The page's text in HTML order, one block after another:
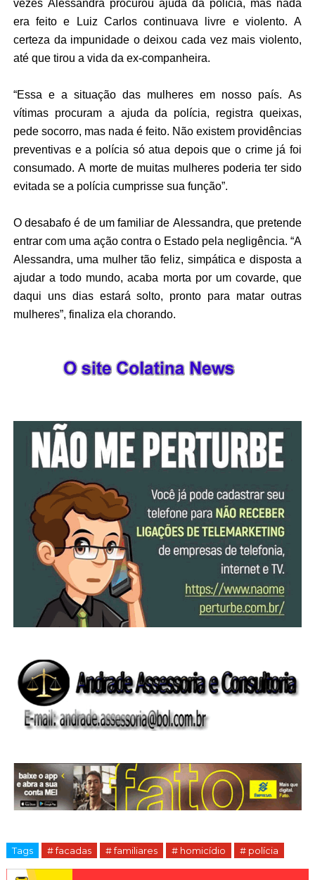
vezes Alessandra procurou ajuda da polícia, mas nada
era feito e Luiz Carlos continuava livre e violento. A
certeza da impunidade o deixou cada vez mais violento,
até que tirou a vida da ex-companheira.
“Essa e a situação das mulheres em nosso país. As
vítimas procuram a ajuda da polícia, registra queixas,
pede socorro, mas nada é feito. Não existem providências
preventivas e a polícia só atua depois que o crime já foi
consumado. A morte de muitas mulheres poderia ter sido
evitada se a polícia cumprisse sua função”.
O desabafo é de um familiar de Alessandra, que pretende
entrar com uma ação contra o Estado pela negligência. “A
Alessandra, uma mulher tão feliz, simpática e disposta a
ajudar a todo mundo, acaba morta por um covarde, que
daqui uns dias estará solto, pronto para matar outras
mulheres”, finaliza ela chorando.
Tags # facadas # familiares # homicídio # polícia